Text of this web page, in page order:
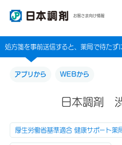
お客さま向け情報
処方箋を事前送信すると、薬局で待たず
アプリから WEBから
日本調剤
厚生労働省基準適合 健康サポート薬